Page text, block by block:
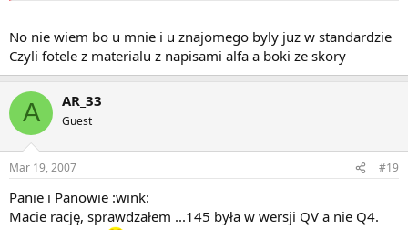
No nie wiem bo u mnie i u znajomego byly juz w standardzie
Czyli fotele z materialu z napisami alfa a boki ze skory
A AR_33
Guest
Mar 19, 2007 #19
Panie i Panowie :wink:
Macie rację, sprawdzałem ...145 była w wersji QV a nie Q4.